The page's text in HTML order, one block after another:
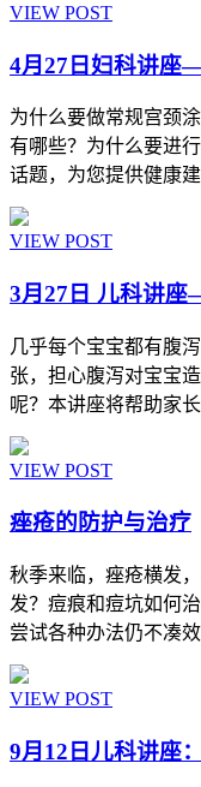
VIEW POST
4月27日妇科讲座
为什么要做常规宫颈
有哪些？为什么要进
话题，为您提供健康
VIEW POST
3月27日 儿科讲
几乎每个宝宝都有腹
张，担心腹泻对宝宝
呢？本讲座将帮助家
VIEW POST
痤疮的防护与治疗
秋季来临，痤疮横发
发？痘痕和痘坑如何
尝试各种办法仍不凑
VIEW POST
9月12日儿科讲座